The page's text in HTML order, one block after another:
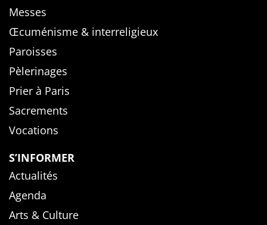
Messes
Œcuménisme & interreligieux
Paroisses
Pèlerinages
Prier à Paris
Sacrements
Vocations
S’INFORMER
Actualités
Agenda
Arts & Culture